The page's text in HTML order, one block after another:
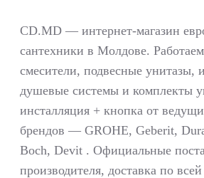
CD.MD — интернет-магазин
сантехники в Молдове.
смесители, подвесные унитазы,
душевые системы и комплекты
инсталляция + кнопка от
брендов — GROHE, Geberit,
Boch, Devit . Официальные
производителя, доставка по